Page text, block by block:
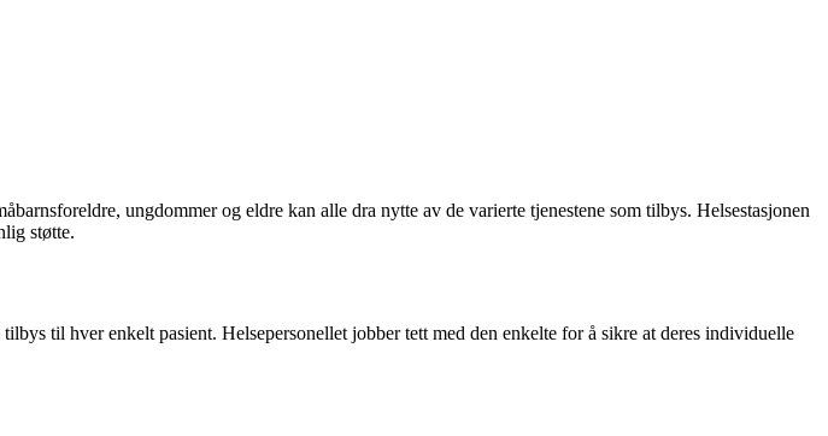
ungdommer og eldre kan alle dra nytte av de varierte tjenestene som tilbys. Helsestasjonen
støtte.
til hver enkelt pasient. Helsepersonellet jobber tett med den enkelte for å sikre at deres individuelle